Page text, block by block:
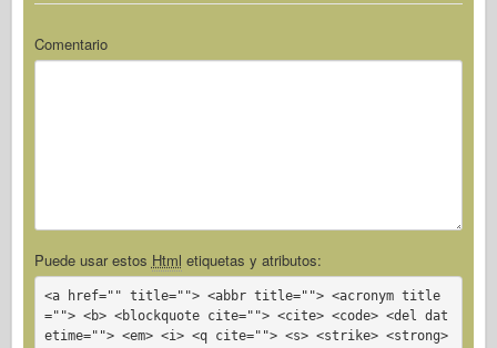
Comentario
Puede usar estos Html etiquetas y atributos:
<a href="" title=""> <abbr title=""> <acronym title
=""> <b> <blockquote cite=""> <cite> <code> <del dat
etime=""> <em> <i> <q cite=""> <s> <strike> <strong>